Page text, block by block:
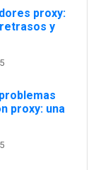
proxy:
y
proxy: una